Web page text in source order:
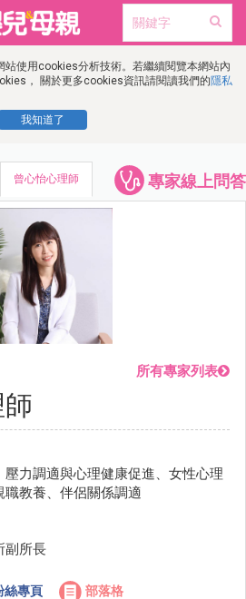
站使用cookies分析技術。若繼續閱覽本網站內
， 關於更多cookies資訊請閱讀我們的隱私
我知道了
專家線上問答
曾心怡心理師
所有專家列表
力調適與心理健康促進、女性心理
教養、伴侶關係調適
副所長
絲專頁 部落格